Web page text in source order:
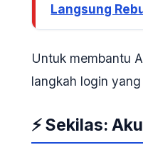
Langsung
Untuk membantu
langkah login yang
⚡ Sekilas: